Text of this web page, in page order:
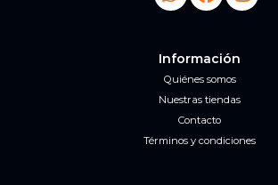
Información
Quiénes somos
Nuestras tiendas
Contacto
Términos y condiciones